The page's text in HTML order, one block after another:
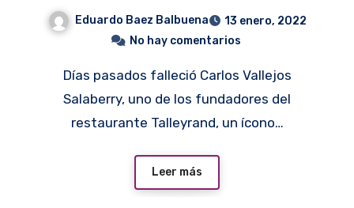
Eduardo Baez Balbuena
13 enero, 2022
No hay comentarios
Días pasados falleció Carlos Vallejos
Salaberry, uno de los fundadores del
restaurante Talleyrand, un ícono…
Leer más